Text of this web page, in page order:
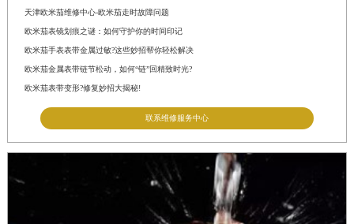
天津欧米茄维修中心-欧米茄走时故障问题
欧米茄表镜划痕之谜：如何守护你的时间印记
欧米茄手表表带金属过敏?这些妙招帮你轻松解决
欧米茄金属表带链节松动，如何“链”回精致时光?
欧米茄表带变形?修复妙招大揭秘!
联系维修服务中心